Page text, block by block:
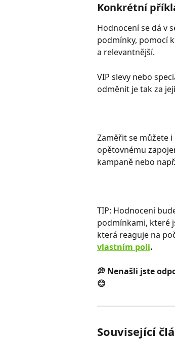
Konkrétní
Hodnocení se dá v
podmínky, pomocí
a relevantnější.
VIP slevy nebo
odměnit je tak za
​Zaměřit se můžete
opětovnému
kampaně nebo
TIP: Hodnocení
podmínkami, které
která reaguje na
vlastním poli.
💭 Nenašli jste
😊
Související